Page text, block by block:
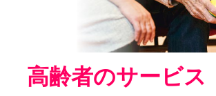
高齢者のサービス